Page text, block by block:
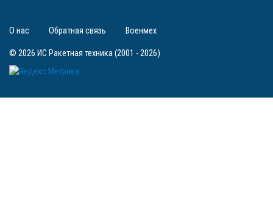
© 2026 ИС Ракетная техника (2001 - 2026)
О нас Обратная связь Военмех